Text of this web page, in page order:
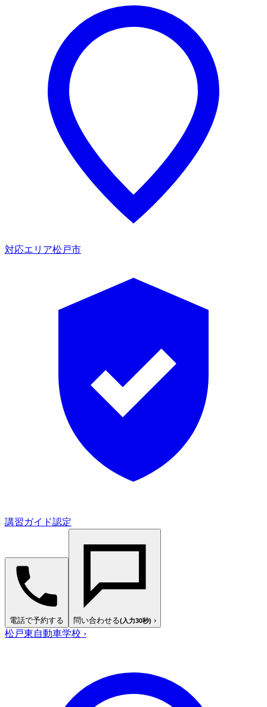
対応エリア松戸市
講習ガイド認定
電話で予約する 問い合わせる(入力30秒) ›
松戸東自動車学校 ›